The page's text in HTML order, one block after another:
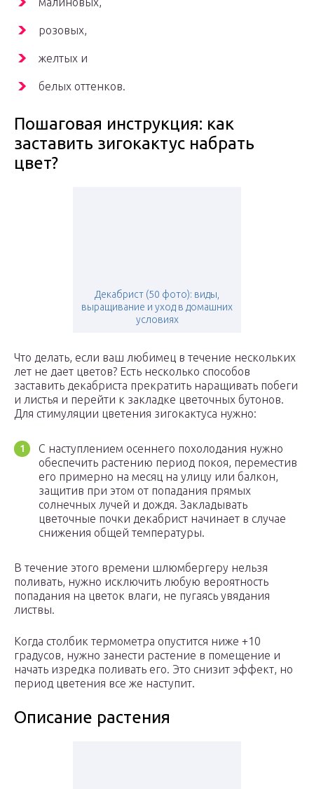
розовых,
желтых и
белых оттенков.
Пошаговая инструкция: как
заставить зигокактус набрать
цвет?
Декабрист (50 фото): виды,
выращивание и уход в домашних
условиях
Что делать, если ваш любимец в течение нескольких
лет не дает цветов? Есть несколько способов
заставить декабриста прекратить наращивать побеги
и листья и перейти к закладке цветочных бутонов.
Для стимуляции цветения зигокактуса нужно:
С наступлением осеннего похолодания нужно
обеспечить растению период покоя, переместив
его примерно на месяц на улицу или балкон,
защитив при этом от попадания прямых
солнечных лучей и дождя. Закладывать
цветочные почки декабрист начинает в случае
снижения общей температуры.
В течение этого времени шлюмбергеру нельзя
поливать, нужно исключить любую вероятность
попадания на цветок влаги, не пугаясь увядания
листвы.
Когда столбик термометра опустится ниже +10
градусов, нужно занести растение в помещение и
начать изредка поливать его. Это снизит эффект, но
период цветения все же наступит.
Описание растения